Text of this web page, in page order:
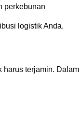
perkebunan
logistik Anda.
harus terjamin. Dalam